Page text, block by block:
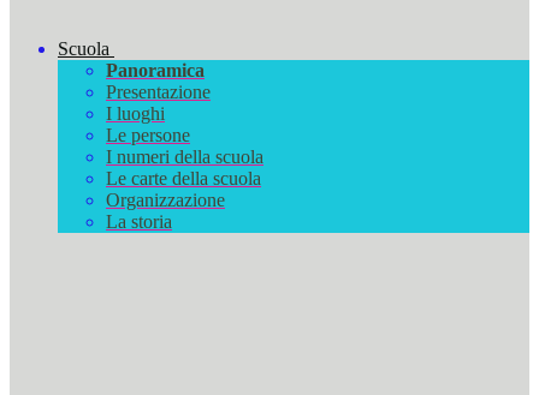
Scuola
Panoramica
Presentazione
I luoghi
Le persone
I numeri della scuola
Le carte della scuola
Organizzazione
La storia